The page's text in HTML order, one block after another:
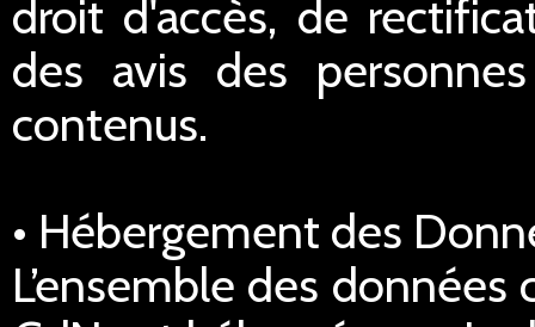
droit d'accès, de
des avis des
contenus.
• Hébergement des
L’ensemble des